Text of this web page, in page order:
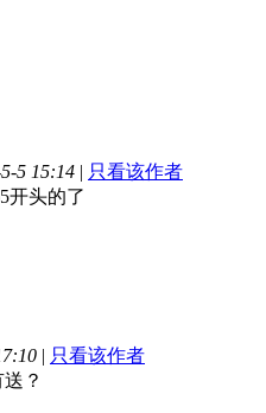
5 15:14 | 只看该作者
开头的了
| 只看该作者
？